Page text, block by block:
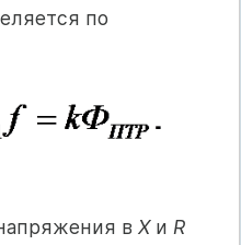
по
в Xи R